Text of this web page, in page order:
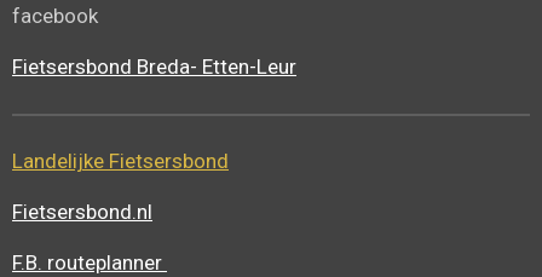
facebook
Fietsersbond Breda- Etten-Leur
Landelijke Fietsersbond
Fietsersbond.nl
F.B. routeplanner